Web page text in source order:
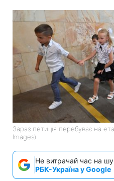
Зараз петиція перебуває на
Images)
Не витрачай час на
РБК-Україна у Google